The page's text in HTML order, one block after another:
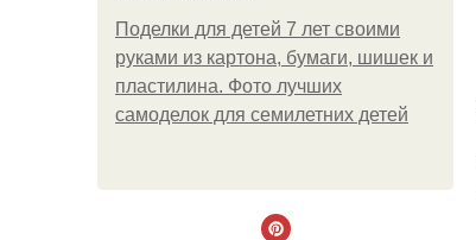
Поделки для детей 7 лет своими
руками из картона, бумаги, шишек и
пластилина. Фото лучших
самоделок для семилетних детей